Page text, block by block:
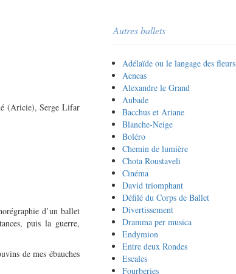
(Aricie), Serge Lifar
d’un ballet
puis la guerre,
de mes ébauches
Autres ballets
Adélaïde ou le langage des fleurs
Aeneas
Alexandre le Grand
Aubade
Bacchus et Ariane
Blanche-Neige
Boléro
Chemin de lumière
Chota Roustaveli
Cinéma
David triomphant
Défilé du Corps de Ballet
Divertissement
Dramma per musica
Endymion
Entre deux Rondes
Escales
Fourberies